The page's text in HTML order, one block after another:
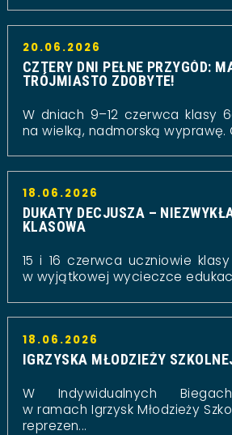
20.06.2026
CZTERY DNI PEŁNE PRZYGÓD:
TRÓJMIASTO ZDOBYTE!
W dniach 9–12 czerwca klasy
na wielką, nadmorską wyprawę.
18.06.2026
DUKATY DECJUSZA –
KLASOWA
15 i 16 czerwca uczniowie
w wyjątkowej wycieczce
18.06.2026
IGRZYSKA MŁODZIEŻY
W Indywidualnych
w ramach Igrzysk Młodzieży
reprezen...